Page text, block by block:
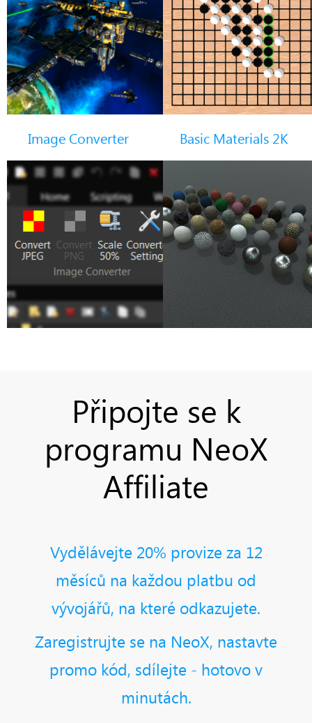
Image Converter Basic Materials 2K
Připojte se k
programu NeoX
Affiliate
Vydělávejte 20% provize za 12
měsíců na každou platbu od
vývojářů, na které odkazujete.
Zaregistrujte se na NeoX, nastavte
promo kód, sdílejte - hotovo v
minutách.